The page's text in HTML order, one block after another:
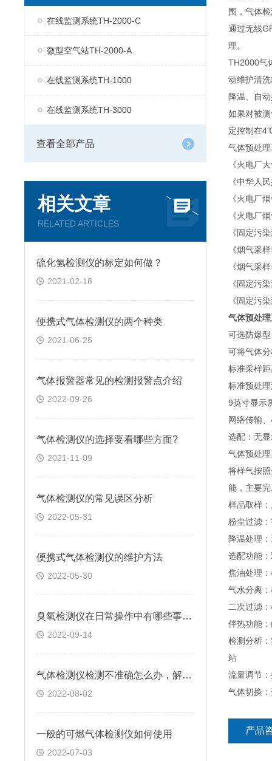
在线监测系统TH-2000-C
微型空气站TH-2000-A
在线监测系统TH-1000
在线监测系统TH-3000
查看全部产品
相关文章
RELATED ARTICLES
硫化氢检测仪的标定如何做？
2021-02-18
便携式气体检测仪的两个种类
2021-06-25
气体报警器常见的检测报警点介绍
2022-09-26
气体检测仪的选择要看哪些方面?
2021-11-09
气体检测仪的常见误区分析
2022-05-31
便携式气体检测仪的维护方法
2022-05-30
臭氧检测仪在日常操作中有哪些事项要注意的
2022-09-14
气体检测仪检测不准确怎么办，解决方法是什么？
2022-08-02
一般的可燃气体检测仪如何使用
2022-07-03
围，气体
通过无线
理。
TH2000气
动维护清
降温、自
如果对被
定控制在
气体预处
《火电厂
《中华人
《火电厂
《火电厂
《固定污
《烟气采
《烟气采
《固定污
《固定污
气体预处
可选防爆
可将气体
标准采样
标准预处
9英寸显示
网络传输
选配：无
气体预处
将样气按
能，主要
样品取样
粉尘过滤
降温处理
选配功能
焦油处理
气水分离
二次过滤
伴热功能
检测分析
站
流量调节
气体切换
产品